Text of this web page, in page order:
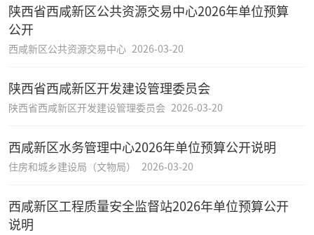
陕西省西咸新区公共资源交易中心2026年单位预算
公开
西咸新区公共资源交易中心 2026-03-20
陕西省西咸新区开发建设管理委员会
陕西省西咸新区开发建设管理委员会 2026-03-20
西咸新区水务管理中心2026年单位预算公开说明
住房和城乡建设局（文物局） 2026-03-20
西咸新区工程质量安全监督站2026年单位预算公开
说明